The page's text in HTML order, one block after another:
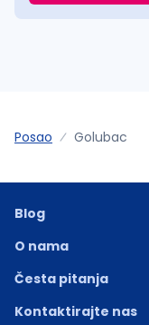
Posao Golubac
Blog
O nama
Česta pitanja
Kontaktirajte nas